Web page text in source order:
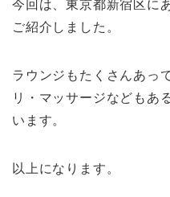
今回は、東京都新宿区に
ご紹介しました。
ラウンジもたくさんあっ
リ・マッサージなどもあ
います。
以上になります。